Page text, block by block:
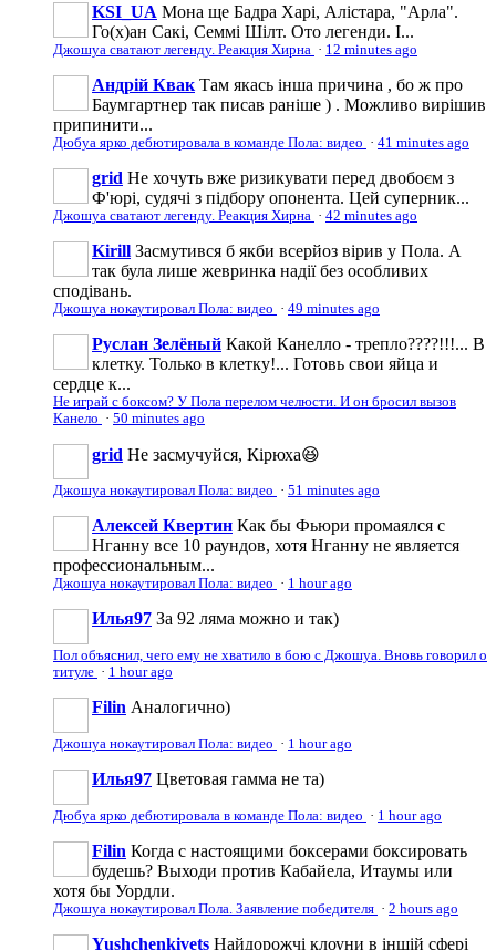
KSI_UA Мона ще Бадра Харі, Алістара, "Арла".
Го(х)ан Сакі, Семмі Шілт. Ото легенди. І...
Джошуа сватают легенду. Реакция Хирна · 12 minutes ago
Андрій Квак Там якась інша причина , бо ж про
Баумгартнер так писав раніше ) . Можливо вирішив
припинити...
Дюбуа ярко дебютировала в команде Пола: видео · 41 minutes ago
grid Не хочуть вже ризикувати перед двобоєм з
Ф'юрі, судячі з підбору опонента. Цей суперник...
Джошуа сватают легенду. Реакция Хирна · 42 minutes ago
Kirill Засмутився б якби всерйоз вірив у Пола. А
так була лише жевринка надії без особливих
сподівань.
Джошуа нокаутировал Пола: видео · 49 minutes ago
Руслан Зелёный Какой Канелло - трепло????!!!... В
клетку. Только в клетку!... Готовь свои яйца и
сердце к...
Не играй с боксом? У Пола перелом челюсти. И он бросил вызов
Канело · 50 minutes ago
grid Не засмучуйся, Кірюха😆
Джошуа нокаутировал Пола: видео · 51 minutes ago
Алексей Квертин Как бы Фьюри промаялся с
Нганну все 10 раундов, хотя Нганну не является
профессиональным...
Джошуа нокаутировал Пола: видео · 1 hour ago
Илья97 За 92 ляма можно и так)
Пол объяснил, чего ему не хватило в бою с Джошуа. Вновь говорил о
титуле · 1 hour ago
Filin Аналогично)
Джошуа нокаутировал Пола: видео · 1 hour ago
Илья97 Цветовая гамма не та)
Дюбуа ярко дебютировала в команде Пола: видео · 1 hour ago
Filin Когда с настоящими боксерами боксировать
будешь? Выходи против Кабайела, Итаумы или
хотя бы Уордли.
Джошуа нокаутировал Пола. Заявление победителя · 2 hours ago
Yushchenkivets Найдорожчі клоуни в іншій сфері